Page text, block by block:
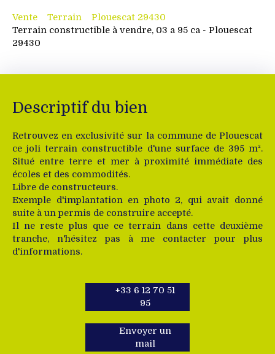
Vente Terrain
Plouescat 29430
Terrain constructible à vendre, 03 a 95 ca - Plouescat
29430
Descriptif du bien
Retrouvez en exclusivité sur la commune de Plouescat
ce joli terrain constructible d'une surface de 395 m².
Situé entre terre et mer à proximité immédiate des
écoles et des commodités.
Libre de constructeurs.
Exemple d'implantation en photo 2, qui avait donné
suite à un permis de construire accepté.
Il ne reste plus que ce terrain dans cette deuxième
tranche, n'hésitez pas à me contacter pour plus
d'informations.
+33 6 12 70 51
95
Envoyer un
mail